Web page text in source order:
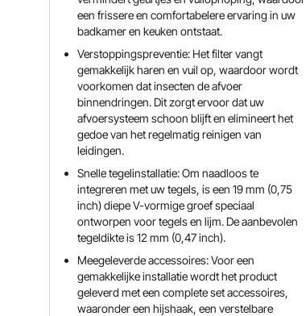
een frissere en comfortabelere ervaring in uw
badkamer en keuken ontstaat.
Verstoppingspreventie: Het filter vangt
gemakkelijk haren en vuil op, waardoor wordt
voorkomen dat insecten de afvoer
binnendringen. Dit zorgt ervoor dat uw
afvoersysteem schoon blijft en elimineert het
gedoe van het regelmatig reinigen van
leidingen.
Snelle tegelinstallatie: Om naadloos te
integreren met uw tegels, is een 19 mm (0,75
inch) diepe V-vormige groef speciaal
ontworpen voor tegels en lijm. De aanbevolen
tegeldikte is 12 mm (0,47 inch).
Meegeleverde accessoires: Voor een
gemakkelijke installatie wordt het product
geleverd met een complete set accessoires,
waaronder een hijshaak, een verstelbare